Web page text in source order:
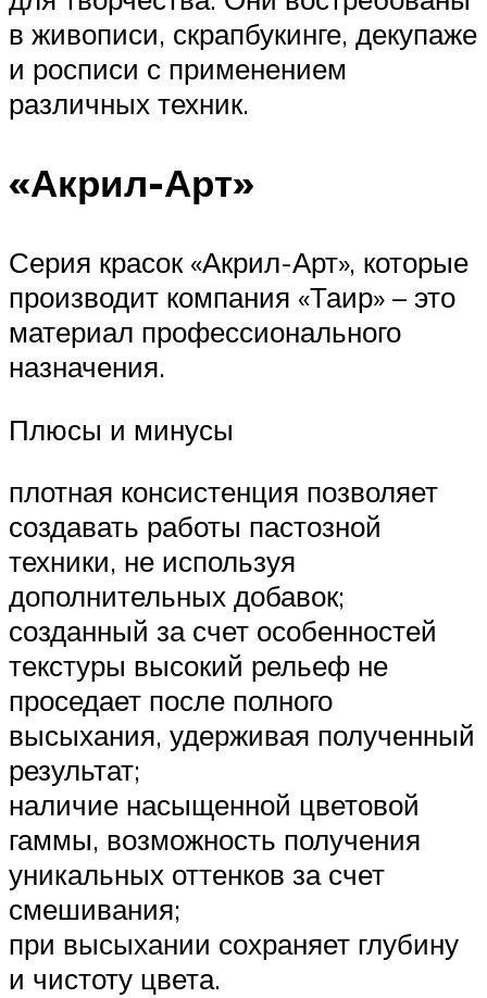
в живописи, скрапбукинге, декупаже
и росписи с применением
различных техник.
«Акрил-Арт»
Серия красок «Акрил-Арт», которые
производит компания «Таир» – это
материал профессионального
назначения.
Плюсы и минусы
плотная консистенция позволяет
создавать работы пастозной
техники, не используя
дополнительных добавок;
созданный за счет особенностей
текстуры высокий рельеф не
проседает после полного
высыхания, удерживая полученный
результат;
наличие насыщенной цветовой
гаммы, возможность получения
уникальных оттенков за счет
смешивания;
при высыхании сохраняет глубину
и чистоту цвета.